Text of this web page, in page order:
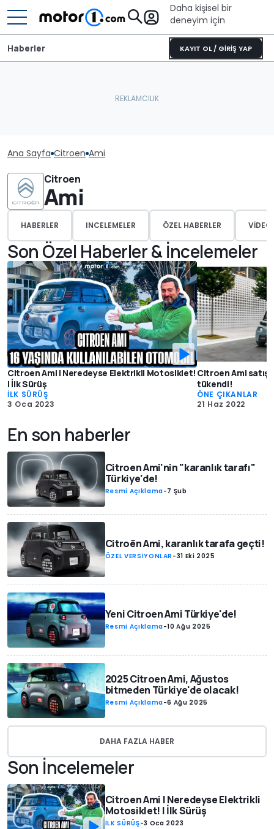
Daha kişisel bir
deneyim için
KAYIT OL / GİRİŞ YAP
Haberler
Ana Sayfa Citroen Ami
Citroen
Ami
HABERLER INCELEMELER ÖZEL HABERLER
Son Özel Haberler & İncelemeler
Citroen Ami | Neredeyse Elektrikli Motosiklet!
| İlk Sürüş
İLK SÜRÜŞ
3 Oca 2023
Citroen Ami
tükendi!
ÖNE ÇIKANLAR
21 Haz 2022
En son haberler
Citroen Ami'nin "karanlık tarafı"
Türkiye'de!
Resmi Açıklama-7 Şub
Citroën Ami, karanlık tarafa geçti!
ÖZEL VERSİYONLAR -31 Eki 2025
Yeni Citroen Ami Türkiye'de!
Resmi Açıklama-10 Ağu 2025
2025 Citroen Ami, Ağustos
bitmeden Türkiye'de olacak!
Resmi Açıklama-6 Ağu 2025
DAHA FAZLA HABER
Son İncelemeler
Citroen Ami | Neredeyse Elektrikli
Motosiklet! | İlk Sürüş
İLK SÜRÜŞ-3 Oca 2023